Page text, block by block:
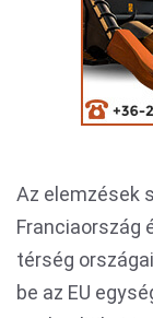
Az elemzések
Franciaország
térség
be az EU